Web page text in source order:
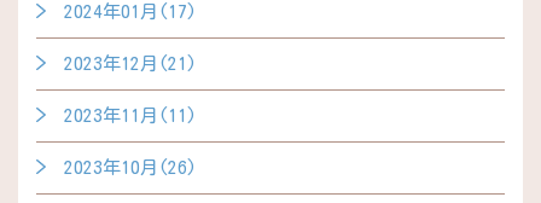
2024年01月(17)
2023年12月(21)
2023年11月(11)
2023年10月(26)